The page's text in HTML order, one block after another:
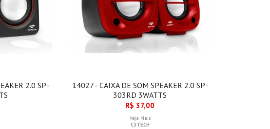
2.0 SP-
14027 - CAIXA DE SOM SPEAKER 2.0 SP-
303RD 3WATTS
R$ 37,00
Veja Mais
C3TECH